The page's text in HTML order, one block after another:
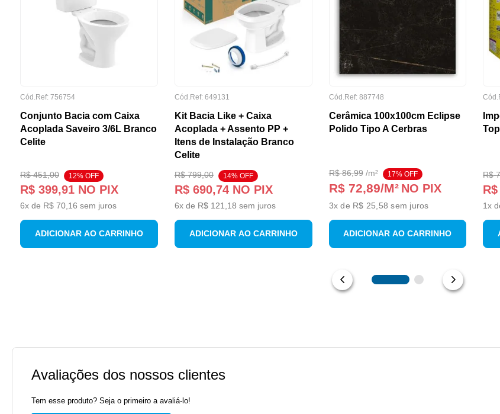
Cód.Ref: 756754
Conjunto Bacia com Caixa
Acoplada Saveiro 3/6L Branco
Celite
R$ 451,00 12% OFF
R$ 399,91NO PIX
6x de R$ 70, 16 sem juros
ADICIONAR AO CARRINHO
Cód.Ref: 649131
Kit Bacia Like + Caixa
Acoplada + Assento PP +
Itens de Instalação Branco
Celite
R$ 799,00 14% OFF
R$ 690,74NO PIX
6x de R$ 121 18 sem juros
ADICIONAR AO CARRINHO
Cód.Ref: 887748
Cerâmica 100x100cm Eclipse
Polido Tipo A Cerbras
R$ 86,99/m² 17% OFF
R$ 72,89/M² NO PIX
3x de R$ 25,58 sem juros
ADICIONAR AO CARRINHO
R$
R$
1x
Avaliações dos nossos clientes
Tem esse produto? Seja o primeiro a avaliá-lo!